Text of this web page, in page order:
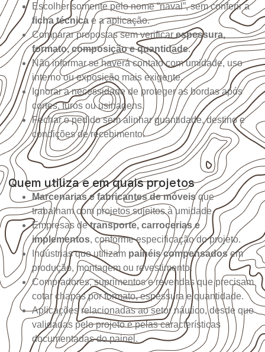
Escolher somente pelo nome “naval”, sem conferir a
ficha técnica e a aplicação.
Comparar propostas sem verificar espessura,
formato, composição e quantidade.
Não informar se haverá contato com umidade, uso
interno ou exposição mais exigente.
Ignorar a necessidade de proteger as bordas após
cortes, furos ou usinagens.
Fechar o pedido sem alinhar quantidade, destino e
condições de recebimento.
Quem utiliza e em quais projetos
Marcenarias e fabricantes de móveisque
trabalham com projetos sujeitos à umidade.
Empresas detransporte, carrocerias e
implementos, conforme especificação do projeto.
Indústrias que utilizam painéis compensadosem
produção, montagem ou revestimento.
Compradores, suprimentos e revendas que precisam
cotar chapas por formato, espessura e quantidade.
Aplicações relacionadas ao setor náutico, desde que
validadas pelo projeto e pelas características
documentadas do painel.